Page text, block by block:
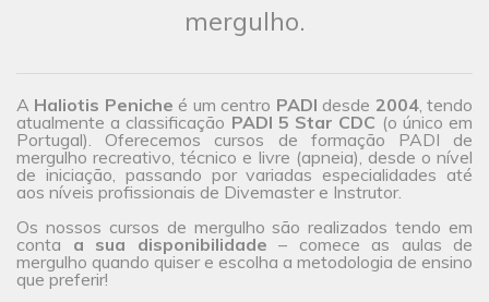
mergulho.
A Haliotis Peniche é um centro PADI desde 2004, tendo
atualmente a classificação PADI 5 Star CDC (o único em
Portugal). Oferecemos cursos de formação PADI de
mergulho recreativo, técnico e livre (apneia), desde o nível
de iniciação, passando por variadas especialidades até
aos níveis profissionais de Divemaster e Instrutor.
Os nossos cursos de mergulho são realizados tendo em
conta a sua disponibilidade – comece as aulas de
mergulho quando quiser e escolha a metodologia de ensino
que preferir!